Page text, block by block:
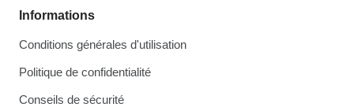
Informations
Conditions générales d'utilisation
Politique de confidentialité
Conseils de sécurité